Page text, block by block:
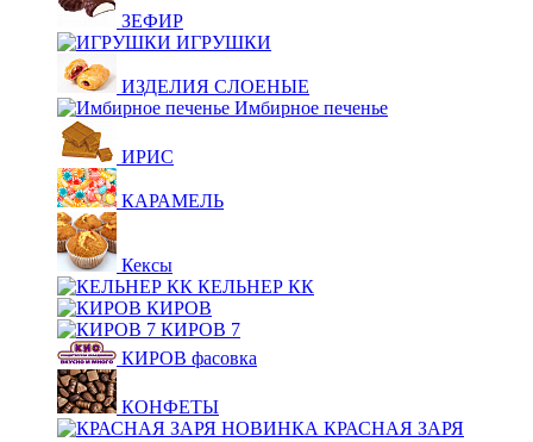
ЗЕФИР
ИГРУШКИ
ИЗДЕЛИЯ СЛОЕНЫЕ
Имбирное печенье
ИРИС
КАРАМЕЛЬ
Кексы
КЕЛЬНЕР КК
КИРОВ
КИРОВ 7
КИРОВ фасовка
КОНФЕТЫ
КРАСНАЯ ЗАРЯ